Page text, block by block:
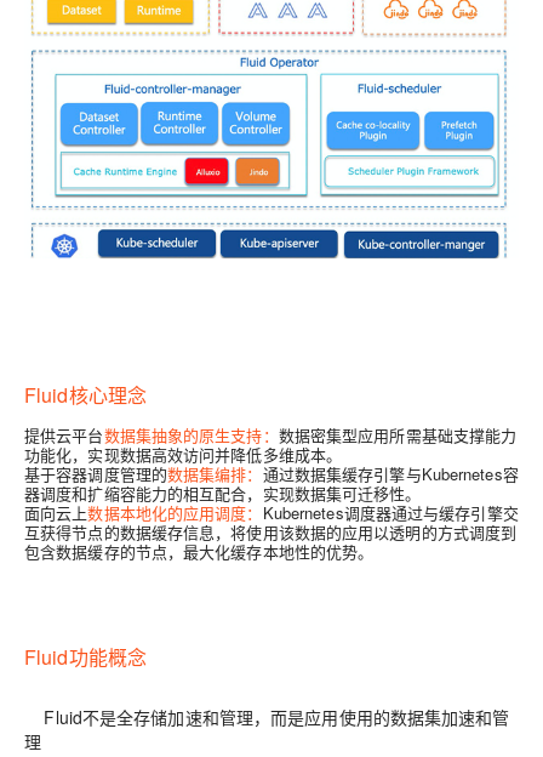
Fluid核心理念
提供云平台数据集抽象的原生支持： 数据密集型应用所需基础支撑能力
功能化，实现数据高效访问并降低多维成本。
基于容器调度管理的数据集编排： 通过数据集缓存引擎与Kubernetes容
器调度和扩缩容能力的相互配合，实现数据集可迁移性。
面向云上数据本地化的应用调度： Kubernetes调度器通过与缓存引擎交
互获得节点的数据缓存信息，将使用该数据的应用以透明的方式调度到
包含数据缓存的节点，最大化缓存本地性的优势。
Fluid功能概念
Fluid不是全存储加速和管理，而是应用使用的数据集加速和管
理